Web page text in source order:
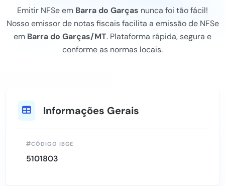
Emitir NFSe em Barra do Garças nunca foi tão fácil!
Nosso emissor de notas fiscais facilita a emissão de NFSe
em Barra do Garças/MT. Plataforma rápida, segura e
conforme as normas locais.
Informações Gerais
CÓDIGO IBGE
5101803